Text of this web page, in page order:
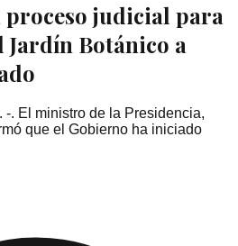
judicial para
Botánico a
-. El ministro de la Presidencia,
que el Gobierno ha iniciado